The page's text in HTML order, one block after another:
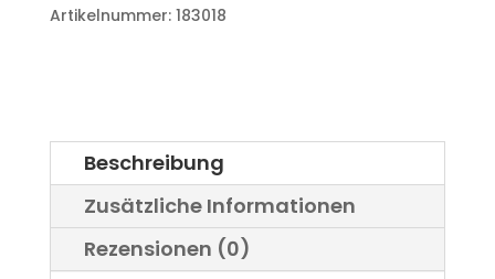
der
VW
Iltis
Bombardier
Menge
l
r
n
Artikelnummer: 183018
Beschreibung
Zusätzliche Informationen
Rezensionen (0)